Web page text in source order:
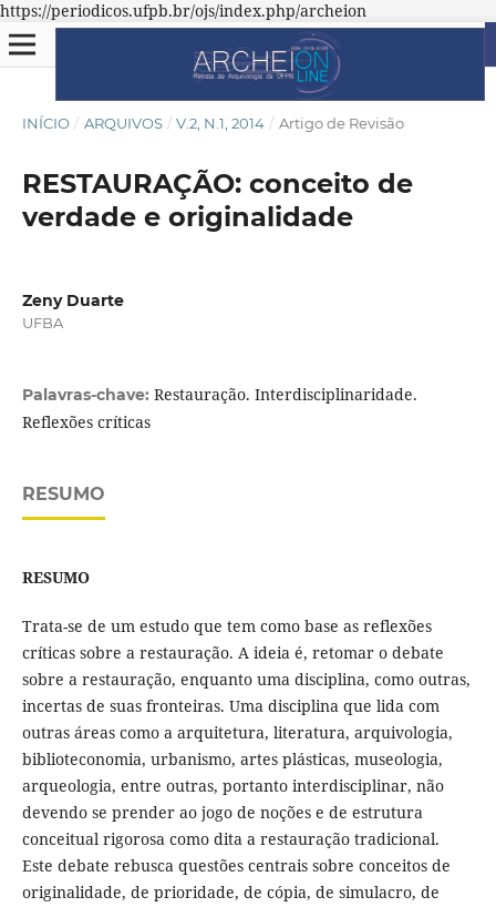
https://periodicos.ufpb.br/ojs/index.php/archeion
INÍCIO / ARQUIVOS / V.2, N.1, 2014 / Artigo de Revisão
RESTAURAÇÃO: conceito de
verdade e originalidade
Zeny Duarte
UFBA
Palavras-chave: Restauração. Interdisciplinaridade.
Reflexões críticas
RESUMO
RESUMO
Trata-se de um estudo que tem como base as reflexões
críticas sobre a restauração. A ideia é, retomar o debate
sobre a restauração, enquanto uma disciplina, como outras,
incertas de suas fronteiras. Uma disciplina que lida com
outras áreas como a arquitetura, literatura, arquivologia,
biblioteconomia, urbanismo, artes plásticas, museologia,
arqueologia, entre outras, portanto interdisciplinar, não
devendo se prender ao jogo de noções e de estrutura
conceitual rigorosa como dita a restauração tradicional.
Este debate rebusca questões centrais sobre conceitos de
originalidade, de prioridade, de cópia, de simulacro, de